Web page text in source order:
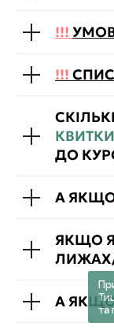
!!!
!!!
КВИТКИ
ДО
А
ЯКЩО Я
А
та